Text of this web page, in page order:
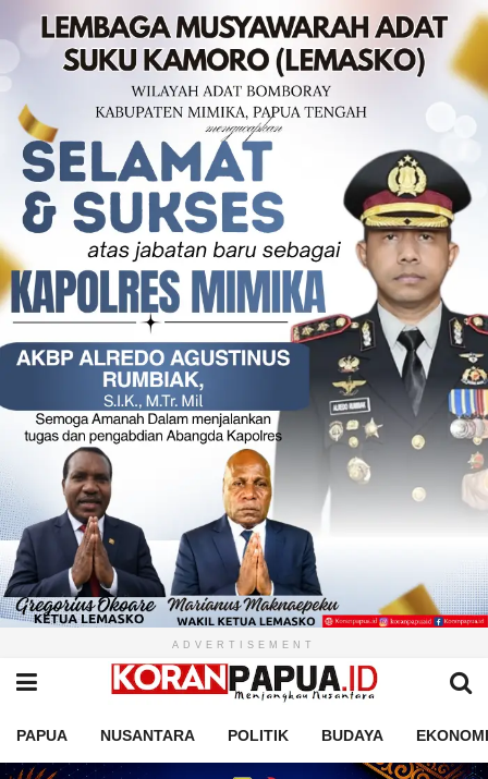
ADVERTISEMENT
PAPUA NUSANTARA POLITIK BUDAYA EKONOMI